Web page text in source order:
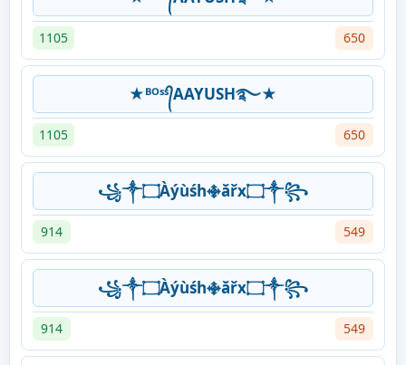
1105 650
★ᴮᴼˢˢ᭄AAYUSH࿐★
1105 650
꧁༒۝Àýùśh࿇ăřx۝༒꧂
914 549
꧁༒۝Àýùśh࿇ăřx۝༒꧂
914 549